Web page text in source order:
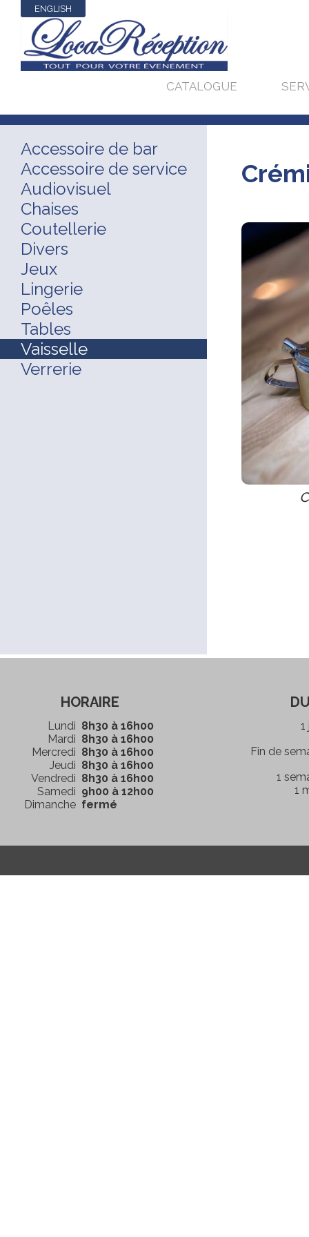
ENGLISH
CATALOGUE
Accessoire de bar
Accessoire de service
Audiovisuel
Chaises
Coutellerie
Divers
Jeux
Lingerie
Poêles
Tables
Vaisselle
Verrerie
HORAIRE
Lundi
Mardi
Mercredi
Jeudi
Vendredi
Samedi
Dimanche
8h30 à 16h00
8h30 à 16h00
8h30 à 16h00
8h30 à 16h00
8h30 à 16h00
9h00 à 12h00
fermé
1
Fin de
1
1